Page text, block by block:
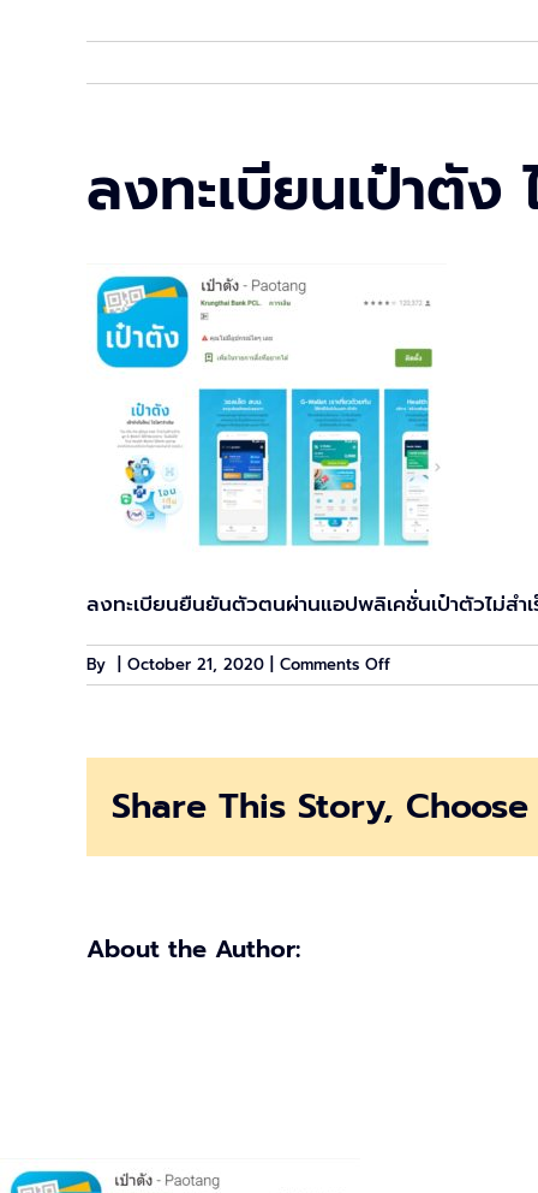
ลงทะเบียนเป๋าตัง
ลงทะเบียนยืนยันตัวตนผ่านแอปพลิเคชั่นเป๋าตัวไม่สำ
By October 21, 2020 Comments Offon
ลง
สำเร็จ
Share This Story,
About the Author: